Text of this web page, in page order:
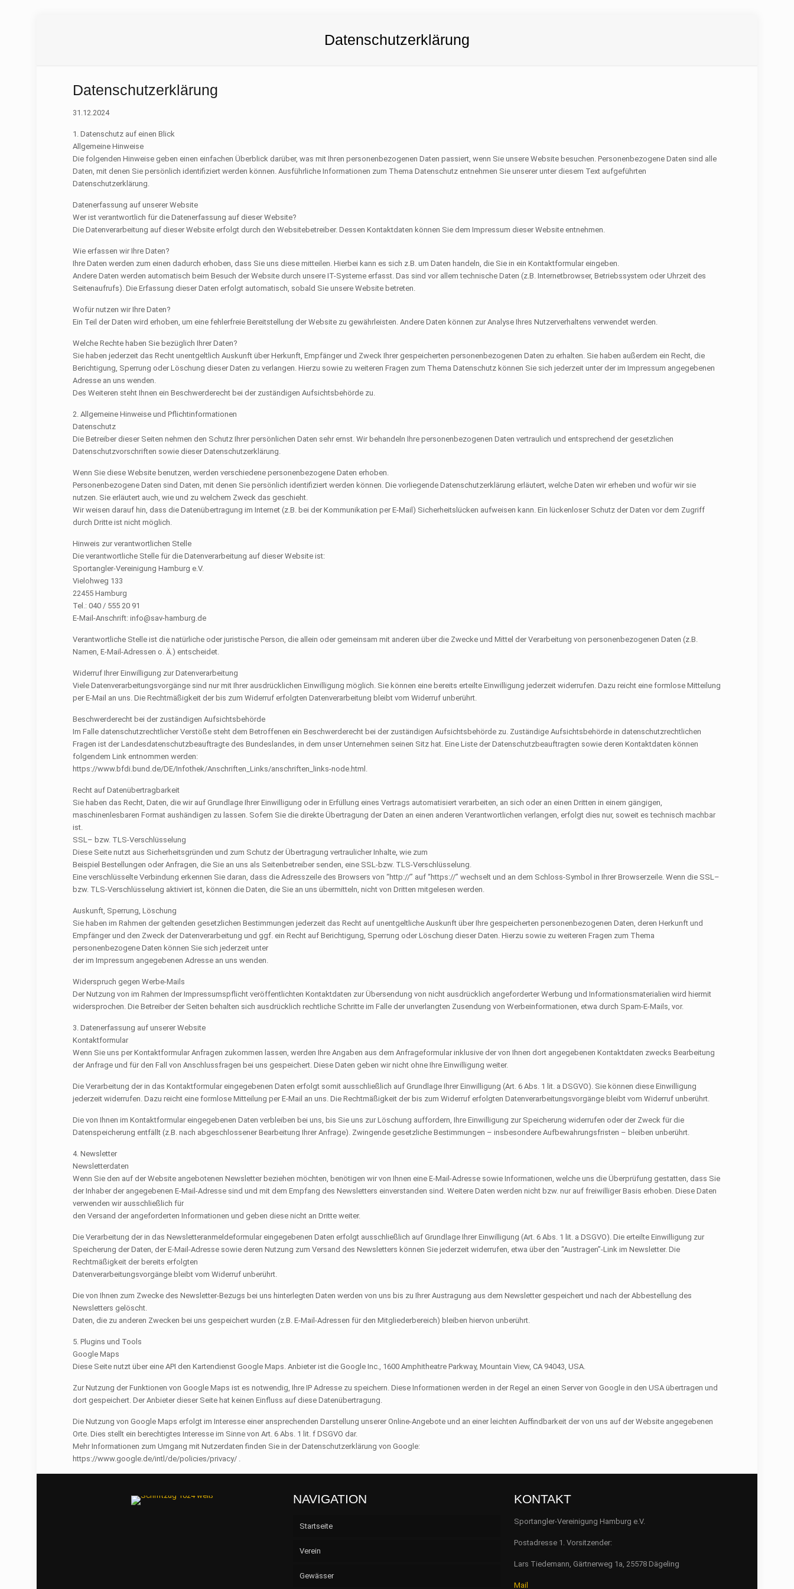
Datenschutzerklärung
Datenschutzerklärung
31.12.2024
1. Datenschutz auf einen Blick
Allgemeine Hinweise
Die folgenden Hinweise geben einen einfachen Überblick darüber, was mit Ihren personenbezogenen Daten passiert, wenn Sie unsere Website besuchen. Personenbezogene Daten sind alle
Daten, mit denen Sie persönlich identifiziert werden können. Ausführliche Informationen zum Thema Datenschutz entnehmen Sie unserer unter diesem Text aufgeführten
Datenschutzerklärung.
Datenerfassung auf unserer Website
Wer ist verantwortlich für die Datenerfassung auf dieser Website?
Die Datenverarbeitung auf dieser Website erfolgt durch den Websitebetreiber. Dessen Kontaktdaten können Sie dem Impressum dieser Website entnehmen.
Wie erfassen wir Ihre Daten?
Ihre Daten werden zum einen dadurch erhoben, dass Sie uns diese mitteilen. Hierbei kann es sich z.B. um Daten handeln, die Sie in ein Kontaktformular eingeben.
Andere Daten werden automatisch beim Besuch der Website durch unsere IT-Systeme erfasst. Das sind vor allem technische Daten (z.B. Internetbrowser, Betriebssystem oder Uhrzeit des
Seitenaufrufs). Die Erfassung dieser Daten erfolgt automatisch, sobald Sie unsere Website betreten.
Wofür nutzen wir Ihre Daten?
Ein Teil der Daten wird erhoben, um eine fehlerfreie Bereitstellung der Website zu gewährleisten. Andere Daten können zur Analyse Ihres Nutzerverhaltens verwendet werden.
Welche Rechte haben Sie bezüglich Ihrer Daten?
Sie haben jederzeit das Recht unentgeltlich Auskunft über Herkunft, Empfänger und Zweck Ihrer gespeicherten personenbezogenen Daten zu erhalten. Sie haben außerdem ein Recht, die
Berichtigung, Sperrung oder Löschung dieser Daten zu verlangen. Hierzu sowie zu weiteren Fragen zum Thema Datenschutz können Sie sich jederzeit unter der im Impressum angegebenen
Adresse an uns wenden.
Des Weiteren steht Ihnen ein Beschwerderecht bei der zuständigen Aufsichtsbehörde zu.
2. Allgemeine Hinweise und Pflichtinformationen
Datenschutz
Die Betreiber dieser Seiten nehmen den Schutz Ihrer persönlichen Daten sehr ernst. Wir behandeln Ihre personenbezogenen Daten vertraulich und entsprechend der gesetzlichen
Datenschutzvorschriften sowie dieser Datenschutzerklärung.
Wenn Sie diese Website benutzen, werden verschiedene personenbezogene Daten erhoben.
Personenbezogene Daten sind Daten, mit denen Sie persönlich identifiziert werden können. Die vorliegende Datenschutzerklärung erläutert, welche Daten wir erheben und wofür wir sie
nutzen. Sie erläutert auch, wie und zu welchem Zweck das geschieht.
Wir weisen darauf hin, dass die Datenübertragung im Internet (z.B. bei der Kommunikation per E-Mail) Sicherheitslücken aufweisen kann. Ein lückenloser Schutz der Daten vor dem Zugriff
durch Dritte ist nicht möglich.
Hinweis zur verantwortlichen Stelle
Die verantwortliche Stelle für die Datenverarbeitung auf dieser Website ist:
Sportangler-Vereinigung Hamburg e.V.
Vielohweg 133
22455 Hamburg
Tel.: 040 / 555 20 91
E-Mail-Anschrift: info@sav-hamburg.de
Verantwortliche Stelle ist die natürliche oder juristische Person, die allein oder gemeinsam mit anderen über die Zwecke und Mittel der Verarbeitung von personenbezogenen Daten (z.B.
Namen, E-Mail-Adressen o. Ä.) entscheidet.
Widerruf Ihrer Einwilligung zur Datenverarbeitung
Viele Datenverarbeitungsvorgänge sind nur mit Ihrer ausdrücklichen Einwilligung möglich. Sie können eine bereits erteilte Einwilligung jederzeit widerrufen. Dazu reicht eine formlose Mitteilung
per E-Mail an uns. Die Rechtmäßigkeit der bis zum Widerruf erfolgten Datenverarbeitung bleibt vom Widerruf unberührt.
Beschwerderecht bei der zuständigen Aufsichtsbehörde
Im Falle datenschutzrechtlicher Verstöße steht dem Betroffenen ein Beschwerderecht bei der zuständigen Aufsichtsbehörde zu. Zuständige Aufsichtsbehörde in datenschutzrechtlichen
Fragen ist der Landesdatenschutzbeauftragte des Bundeslandes, in dem unser Unternehmen seinen Sitz hat. Eine Liste der Datenschutzbeauftragten sowie deren Kontaktdaten können
folgendem Link entnommen werden:
https://www.bfdi.bund.de/DE/Infothek/Anschriften_Links/anschriften_links-node.html.
Recht auf Datenübertragbarkeit
Sie haben das Recht, Daten, die wir auf Grundlage Ihrer Einwilligung oder in Erfüllung eines Vertrags automatisiert verarbeiten, an sich oder an einen Dritten in einem gängigen,
maschinenlesbaren Format aushändigen zu lassen. Sofern Sie die direkte Übertragung der Daten an einen anderen Verantwortlichen verlangen, erfolgt dies nur, soweit es technisch machbar
ist.
SSL– bzw. TLS-Verschlüsselung
Diese Seite nutzt aus Sicherheitsgründen und zum Schutz der Übertragung vertraulicher Inhalte, wie zum
Beispiel Bestellungen oder Anfragen, die Sie an uns als Seitenbetreiber senden, eine SSL-bzw. TLS-Verschlüsselung.
Eine verschlüsselte Verbindung erkennen Sie daran, dass die Adresszeile des Browsers von “http://” auf “https://” wechselt und an dem Schloss-Symbol in Ihrer Browserzeile. Wenn die SSL–
bzw. TLS-Verschlüsselung aktiviert ist, können die Daten, die Sie an uns übermitteln, nicht von Dritten mitgelesen werden.
Auskunft, Sperrung, Löschung
Sie haben im Rahmen der geltenden gesetzlichen Bestimmungen jederzeit das Recht auf unentgeltliche Auskunft über Ihre gespeicherten personenbezogenen Daten, deren Herkunft und
Empfänger und den Zweck der Datenverarbeitung und ggf. ein Recht auf Berichtigung, Sperrung oder Löschung dieser Daten. Hierzu sowie zu weiteren Fragen zum Thema
personenbezogene Daten können Sie sich jederzeit unter
der im Impressum angegebenen Adresse an uns wenden.
Widerspruch gegen Werbe-Mails
Der Nutzung von im Rahmen der Impressumspflicht veröffentlichten Kontaktdaten zur Übersendung von nicht ausdrücklich angeforderter Werbung und Informationsmaterialien wird hiermit
widersprochen. Die Betreiber der Seiten behalten sich ausdrücklich rechtliche Schritte im Falle der unverlangten Zusendung von Werbeinformationen, etwa durch Spam-E-Mails, vor.
3. Datenerfassung auf unserer Website
Kontaktformular
Wenn Sie uns per Kontaktformular Anfragen zukommen lassen, werden Ihre Angaben aus dem Anfrageformular inklusive der von Ihnen dort angegebenen Kontaktdaten zwecks Bearbeitung
der Anfrage und für den Fall von Anschlussfragen bei uns gespeichert. Diese Daten geben wir nicht ohne Ihre Einwilligung weiter.
Die Verarbeitung der in das Kontaktformular eingegebenen Daten erfolgt somit ausschließlich auf Grundlage Ihrer Einwilligung (Art. 6 Abs. 1 lit. aDSGVO). Sie können diese Einwilligung
jederzeit widerrufen. Dazu reicht eine formlose Mitteilung per E-Mail an uns. Die Rechtmäßigkeit der bis zum Widerruf erfolgten Datenverarbeitungsvorgänge bleibt vom Widerruf unberührt.
Die von Ihnen im Kontaktformular eingegebenen Daten verbleiben bei uns, bis Sie uns zur Löschung auffordern, Ihre Einwilligung zur Speicherung widerrufen oder der Zweck für die
Datenspeicherung entfällt (z.B. nach abgeschlossener Bearbeitung Ihrer Anfrage). Zwingende gesetzliche Bestimmungen – insbesondere Aufbewahrungsfristen – bleiben unberührt.
4. Newsletter
Newsletterdaten
Wenn Sie den auf der Website angebotenen Newsletter beziehen möchten, benötigen wir von Ihnen eine E-Mail-Adresse sowie Informationen, welche uns die Überprüfung gestatten, dass Sie
der Inhaber der angegebenen E-Mail-Adresse sind und mit dem Empfang des Newsletters einverstanden sind. Weitere Daten werden nicht bzw. nur auf freiwilliger Basis erhoben. Diese Daten
verwenden wir ausschließlich für
den Versand der angeforderten Informationen und geben diese nicht an Dritte weiter.
Die Verarbeitung der in das Newsletteranmeldeformular eingegebenen Daten erfolgt ausschließlich auf Grundlage Ihrer Einwilligung (Art. 6 Abs. 1 lit. aDSGVO). Die erteilte Einwilligung zur
Speicherung der Daten, der E-Mail-Adresse sowie deren Nutzung zum Versand des Newsletters können Sie jederzeit widerrufen, etwa über den “Austragen”-Link im Newsletter. Die
Rechtmäßigkeit der bereits erfolgten
Datenverarbeitungsvorgänge bleibt vom Widerruf unberührt.
Die von Ihnen zum Zwecke des Newsletter-Bezugs bei uns hinterlegten Daten werden von uns bis zu Ihrer Austragung aus dem Newsletter gespeichert und nach der Abbestellung des
Newsletters gelöscht.
Daten, die zu anderen Zwecken bei uns gespeichert wurden (z.B. E-Mail-Adressen für den Mitgliederbereich) bleiben hiervon unberührt.
5. Plugins und Tools
Google Maps
Diese Seite nutzt über eineAPI den Kartendienst Google Maps. Anbieter ist die Google Inc., 1600 Amphitheatre Parkway, Mountain View, CA 94043,USA.
Zur Nutzung der Funktionen von Google Maps ist es notwendig, Ihre IP Adresse zu speichern. Diese Informationen werden in der Regel an einen Server von Google in denUSA übertragen und
dort gespeichert. Der Anbieter dieser Seite hat keinen Einfluss auf diese Datenübertragung.
Die Nutzung von Google Maps erfolgt im Interesse einer ansprechenden Darstellung unserer Online-Angebote und an einer leichten Auffindbarkeit der von uns auf der Website angegebenen
Orte. Dies stellt ein berechtigtes Interesse im Sinne von Art. 6 Abs. 1 lit. fDSGVO dar.
Mehr Informationen zum Umgang mit Nutzerdaten finden Sie in der Datenschutzerklärung von Google:
https://www.google.de/intl/de/policies/privacy/ .
NAVIGATION
Startseite
Verein
Vorstand
Gewässer
KONTAKT
Sportangler-Vereinigung Hamburg e.V.
Postadresse 1. Vorsitzender:
Lars Tiedemann, Gärtnerweg 1a, 25578 Dägeling
Mail